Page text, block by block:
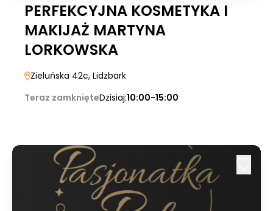
PERFEKCYJNA KOSMETYKA I
MAKIJAŻ MARTYNA
LORKOWSKA
Zieluńska 42c, Lidzbark
Teraz zamknięteDzisiaj:10:00-15:00